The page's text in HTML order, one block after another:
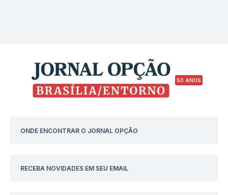
50 ANOS
ONDE ENCONTRAR O JORNAL OPÇÃO
RECEBA NOVIDADES EM SEU EMAIL